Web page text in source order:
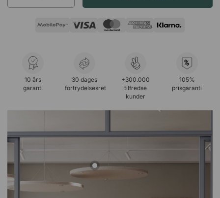
10 års
garanti
30 dages
fortrydelsesret
+300.000
tilfredse
kunder
%
105%
prisgaranti